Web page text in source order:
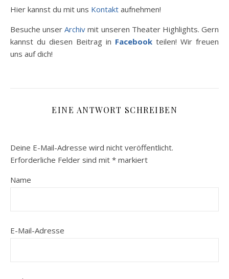
Hier kannst du mit uns Kontakt aufnehmen!
Besuche unserArchivmit unseren Theater Highlights. Gern
kannst du diesen Beitrag in Facebook teilen! Wir freuen
uns auf dich!
EINE ANTWORT SCHREIBEN
Deine E-Mail-Adresse wird nicht veröffentlicht.
Erforderliche Felder sind mit * markiert
Name
E-Mail-Adresse